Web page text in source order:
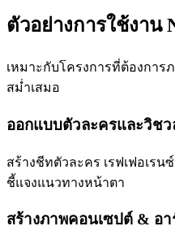
ตัวอย่างการใช้งาน
เหมาะกับโครงการที่ต้องกา
สม่ำเสมอ
ออกแบบตัวละครและวิชว
สร้างชีทตัวละคร เรฟเฟอเร
ชี้แจงแนวทางหน้าตา
สร้างภาพคอนเซปต์ & อ